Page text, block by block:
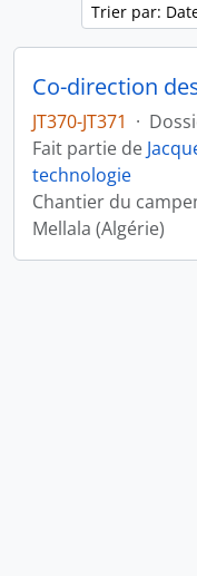
Trier par:
JT370-JT371 ·
Fait partie de
technologie
Chantier du
Mellala (Algérie)